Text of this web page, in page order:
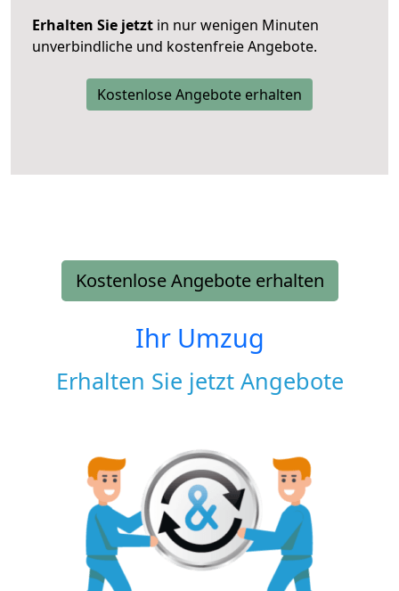
Erhalten Sie jetzt in nur wenigen Minuten
unverbindliche und kostenfreie Angebote.
Kostenlose Angebote erhalten
Kostenlose Angebote erhalten
Ihr Umzug
Erhalten Sie jetzt Angebote